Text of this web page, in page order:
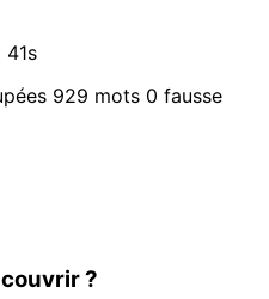
41s
929 mots 0 fausse
?